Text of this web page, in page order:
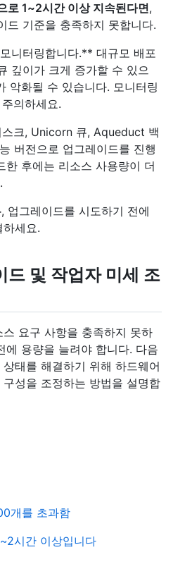
로 1~2시간 이상 지속된다면,
드 기준을 충족하지 못합니다.
니터링합니다.** 대규모 배포
깊이가 크게 증가할 수 있으
악화될 수 있습니다. 모니터링
의하세요.
스크, Unicorn 큐, Aqueduct 백
버전으로 업그레이드를 진행
한 후에는 리소스 사용량이 더
, 업그레이드를 시도하기 전에
세요.
드 및 작업자 미세 조
요구 사항을 충족하지 못하
에 용량을 늘려야 합니다. 다음
태를 해결하기 위해 하드웨어
성을 조정하는 방법을 설명합
개를 초과함
시간 이상입니다